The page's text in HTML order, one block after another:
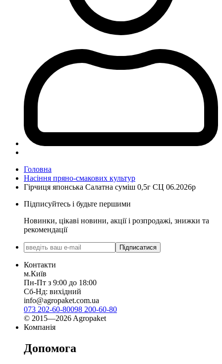
Головна
Насіння пряно-смакових культур
Гірчиця японська Салатна суміш 0,5г СЦ 06.2026р
Підписуйтесь і будьте першими
Новинки, цікаві новини, акції і розпродажі, знижки та
рекомендації
Підписатися
Контакти
м.Київ
Пн-Пт з 9:00 до 18:00
Сб-Нд: вихідний
info@agropaket.com.ua
073 202-60-80098 200-60-80
© 2015—2026 Agropaket
Компанія
Допомога